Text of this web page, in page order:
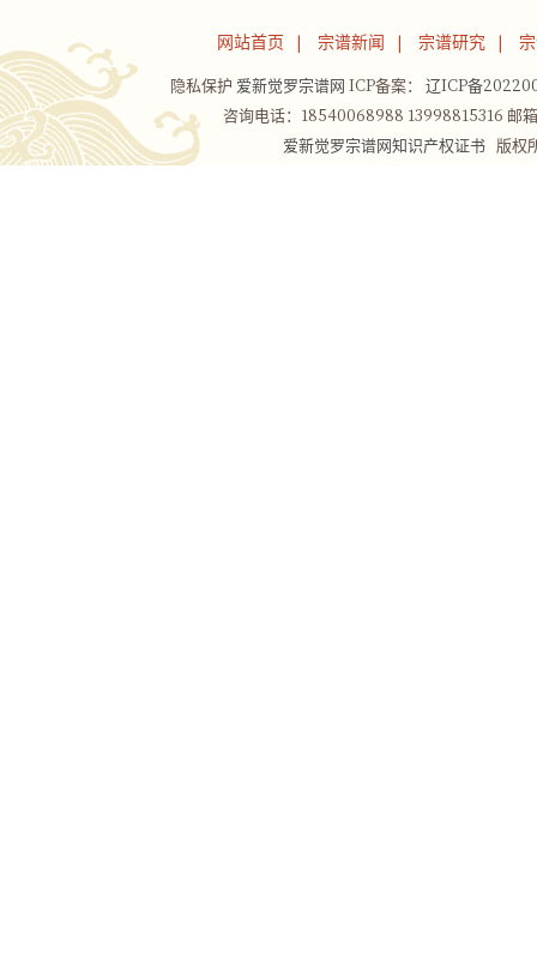
网站首页 宗谱新闻 宗谱研究
隐私保护 爱新觉罗宗谱网 ICP备案： 辽ICP备
咨询电话：18540068988 13998815316
爱新觉罗宗谱网知识产权证书版权